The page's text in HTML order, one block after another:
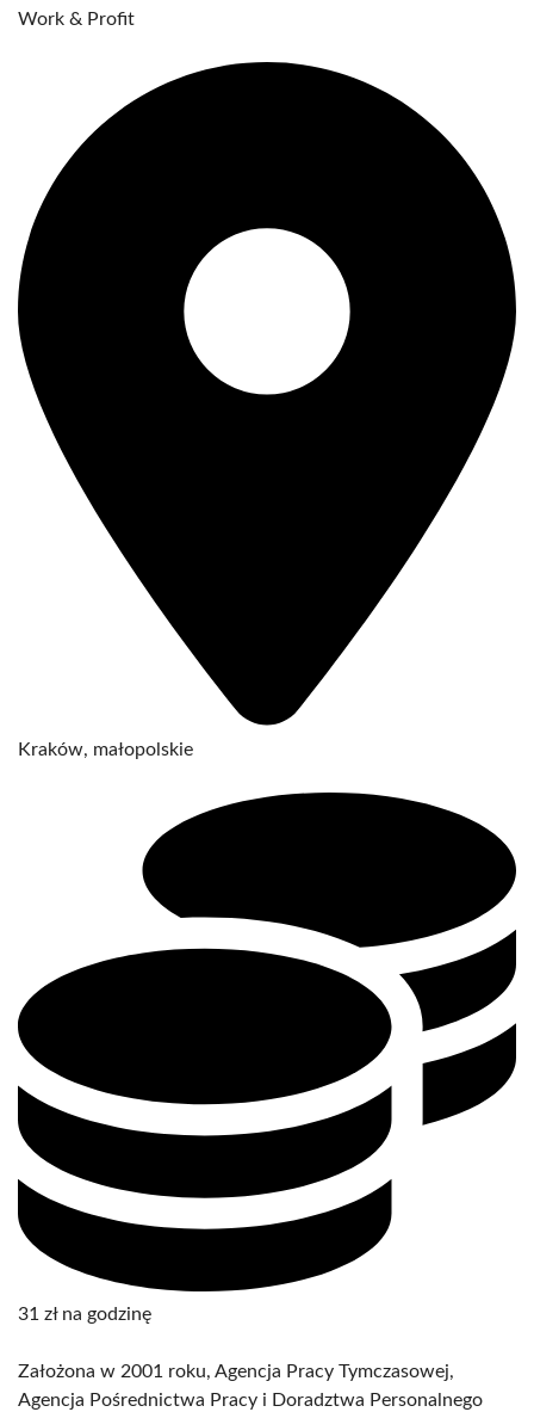
Work & Profit
Kraków, małopolskie
31 zł na godzinę
Założona w 2001 roku, Agencja Pracy Tymczasowej,
Agencja Pośrednictwa Pracy i Doradztwa Personalnego